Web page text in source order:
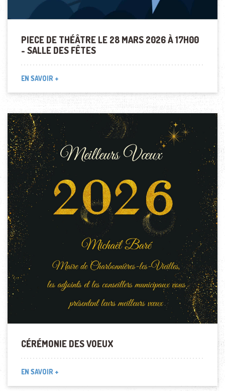
PIECE DE THÉÂTRE LE 28 MARS 2026 À 17H00
- SALLE DES FÊTES
EN SAVOIR +
CÉRÉMONIE DES VOEUX
EN SAVOIR +